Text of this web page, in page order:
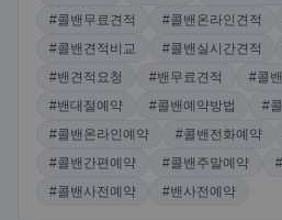
#콜밴무료견적
#콜밴온라인견적
#콜밴견적비교
#콜밴실시간견적
#밴견적요청
#밴무료견적 #콜
#밴대절예약
#콜밴예약방법
#
#콜밴온라인예약
#콜밴전화예약
#콜밴간편예약
#콜밴주말예약
#콜밴사전예약
#밴사전예약